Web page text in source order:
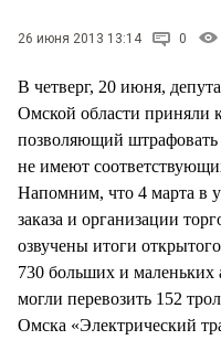
ПРОИСШЕСТВИЯ
СТИЛЬ ЖИЗНИ
26 июня 2013 13:14 0
В четверг, 20 июня,
Омской области приняли
позволяющий штрафовать
не имеют
Напомним, что 4 марта в
заказа и организации
озвучены итоги
730 больших и маленьких
могли перевозить 152
Омска «Электрический